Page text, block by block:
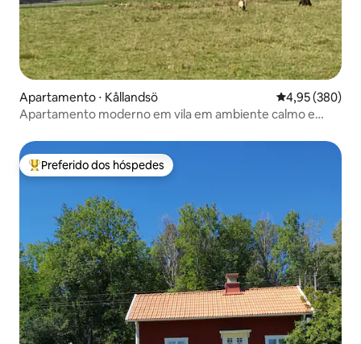
Apartamento ⋅ Kållandsö 4,95 de uma
4,95 (380)
Apartamento moderno em vila em ambiente calmo e
Entre os melhores preferidos dos hóspedes
Preferido dos hóspedes